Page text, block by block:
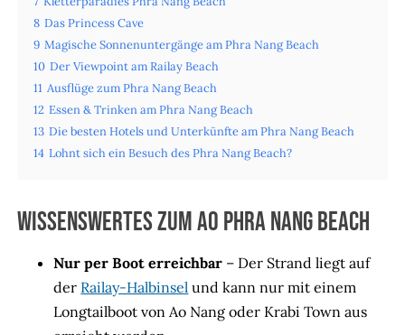
8 Das Princess Cave
9 Magische Sonnenuntergänge am Phra Nang Beach
10 Der Viewpoint am Railay Beach
11 Ausflüge zum Phra Nang Beach
12 Essen & Trinken am Phra Nang Beach
13 Die besten Hotels und Unterkünfte am Phra Nang Beach
14 Lohnt sich ein Besuch des Phra Nang Beach?
Wissenswertes zum Ao Phra Nang Beach
Nur per Boot erreichbar – Der Strand liegt auf
der Railay-Halbinsel und kann nur mit einem
Longtailboot von Ao Nang oder Krabi Town aus